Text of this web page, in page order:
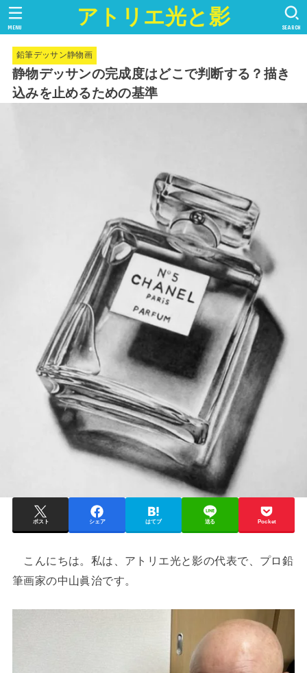
アトリエ光と影 SEARCH
MENU
鉛筆デッサン静物画
静物デッサンの完成度はどこで判断する？描き
込みを止めるための基準
ポスト シェア はてブ 送る Pocket
こんにちは。私は、アトリエ光と影の代表で、プロ鉛
筆画家の中山眞治です。